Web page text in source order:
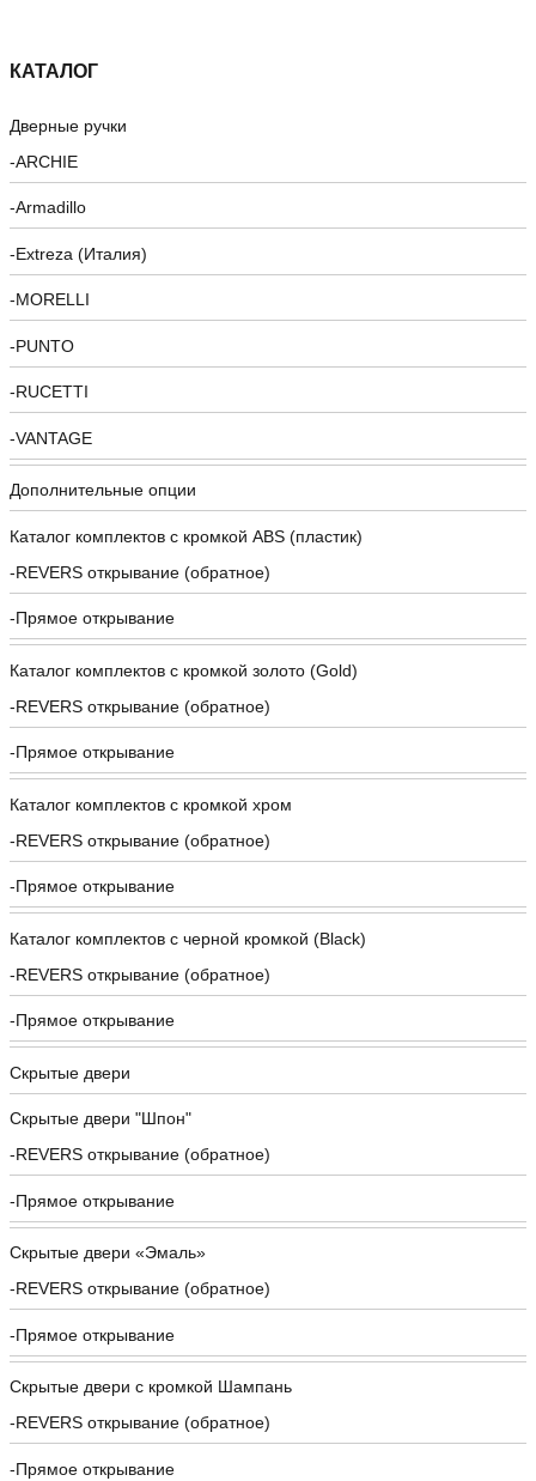
КАТАЛОГ
Дверные ручки
ARCHIE
Armadillo
Extreza (Италия)
MORELLI
PUNTO
RUCETTI
VANTAGE
Дополнительные опции
Каталог комплектов c кромкой ABS (пластик)
REVERS открывание (обратное)
Прямое открывание
Каталог комплектов c кромкой золото (Gold)
REVERS открывание (обратное)
Прямое открывание
Каталог комплектов c кромкой хром
REVERS открывание (обратное)
Прямое открывание
Каталог комплектов c черной кромкой (Black)
REVERS открывание (обратное)
Прямое открывание
Скрытые двери
Скрытые двери "Шпон"
REVERS открывание (обратное)
Прямое открывание
Скрытые двери «Эмаль»
REVERS открывание (обратное)
Прямое открывание
Скрытые двери с кромкой Шампань
REVERS открывание (обратное)
Прямое открывание